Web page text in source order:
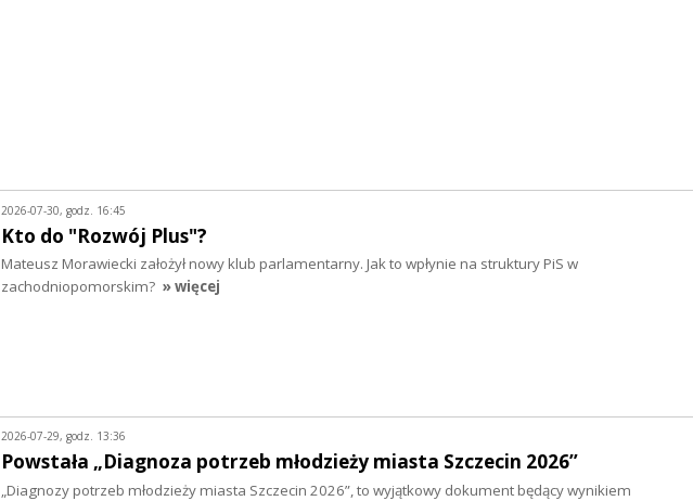
2026-07-30, godz. 16:45
Kto do "Rozwój Plus"?
Mateusz Morawiecki założył nowy klub parlamentarny. Jak to wpłynie na struktury PiS w
zachodniopomorskim? » więcej
2026-07-29, godz. 13:36
Powstała „Diagnoza potrzeb młodzieży miasta Szczecin 2026”
„Diagnozy potrzeb młodzieży miasta Szczecin 2026”, to wyjątkowy dokument będący wynikiem